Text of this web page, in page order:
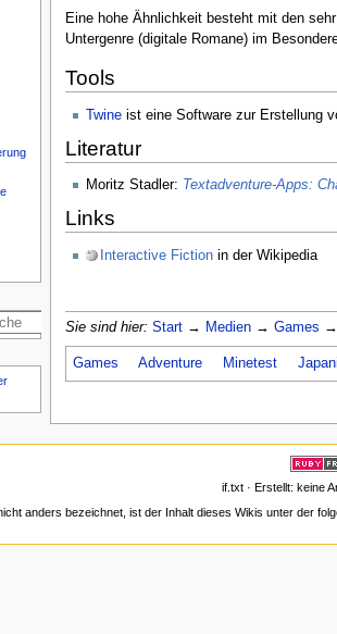
Eine hohe Ähnlichkeit besteht mit den
Untergenre (digitale Romane) im
Tools
Twineist eine Software zur Erstellung
Literatur
Moritz Stadler: Textadventure-Apps:
Links
Interactive Fictionin der Wikipedia
Sie sind hier: Start→ Medien→ Games
Games Adventure Minetest
if.txt · Erstellt: keine
anders bezeichnet, ist der Inhalt dieses Wikis unter der